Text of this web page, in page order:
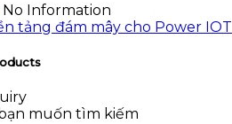
No Information
tảng đám mây cho Power IOT
muốn tìm kiếm